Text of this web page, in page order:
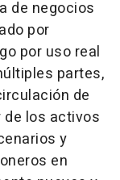
de negocios
por
por uso real
partes,
de
los activos
y
en